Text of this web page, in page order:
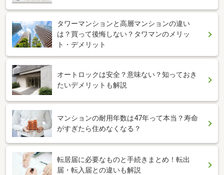
タワーマンションと高層マンションの違い
は？買って後悔しない？タワマンのメリッ
ト・デメリット
オートロックは安全？意味ない？知っておき
たいデメリットも解説
マンションの耐用年数は47年って本当？寿命
がすぎたら住めなくなる？
転居届に必要なものと手続きまとめ！転出
届・転入届との違いも解説